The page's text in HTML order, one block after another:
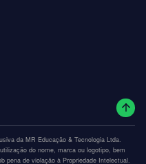
da MR Educação & Tecnologia Ltda.
do nome, marca ou logotipo, bem
pena de violação à Propriedade Intelectual.